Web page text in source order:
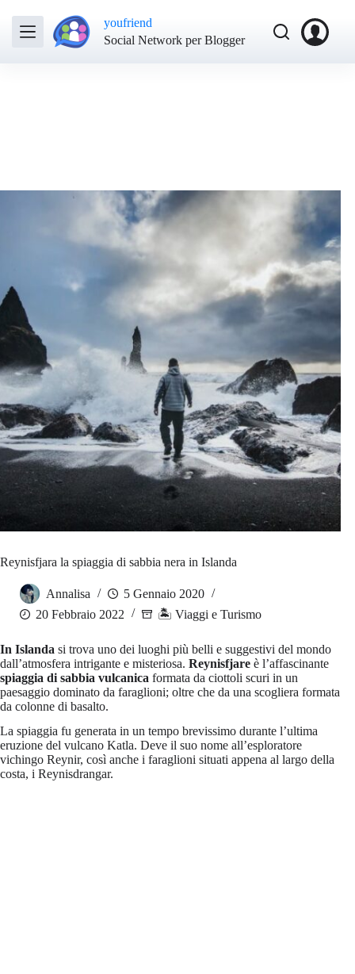
youfriend
Social Network per Blogger
Reynisfjara la spiaggia di sabbia nera in Islanda
Annalisa
5 Gennaio 2020
20 Febbraio 2022
🏝️ Viaggi e Turismo
In Islanda si trova uno dei luoghi più belli e suggestivi del mondo
dall’atmosfera intrigante e misteriosa. Reynisfjare è l’affascinante
spiaggia di sabbia vulcanica formata da ciottoli scuri in un
paesaggio dominato da faraglioni; oltre che da una scogliera formata
da colonne di basalto.
La spiaggia fu generata in un tempo brevissimo durante l’ultima
eruzione del vulcano Katla. Deve il suo nome all’esploratore
vichingo Reynir, così anche i faraglioni situati appena al largo della
costa, i Reynisdrangar.